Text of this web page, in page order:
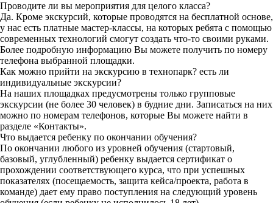
Проводите ли вы мероприятия для целого класса?
Да. Кроме экскурсий, которые проводятся на бесплатной основе,
у нас есть платные мастер-классы, на которых ребята с помощью
современных технологий смогут создать что-то своими руками.
Более подробную информацию Вы можете получить по номеру
телефона выбранной площадки.
Как можно прийти на экскурсию в технопарк? есть ли
индивидуальные экскурсии?
На наших площадках предусмотрены только групповые
экскурсии (не более 30 человек) в будние дни. Записаться на них
можно по номерам телефонов, которые Вы можете найти в
разделе «Контакты».
Что выдается ребенку по окончании обучения?
По окончании любого из уровней обучения (стартовый,
базовый, углубленный) ребенку выдается сертификат о
прохождении соответствующего курса, что при успешных
показателях (посещаемость, защита кейса/проекта, работа в
команде) дает ему право поступления на следующий уровень